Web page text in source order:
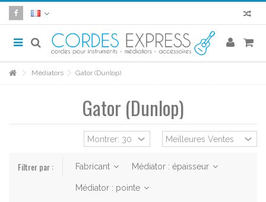
Médiators Gator (Dunlop)
Gator (Dunlop)
Filtrer par : Fabricant Médiator : épaisseur
Médiator : pointe